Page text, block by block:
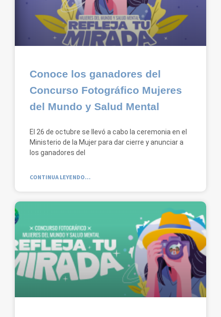
Conoce los ganadores del
Concurso Fotográfico Mujeres
del Mundo y Salud Mental
El 26 de octubre se llevó a cabo la ceremonia en el
Ministerio de la Mujer para dar cierre y anunciar a
los ganadores del
CONTINUA LEYENDO...